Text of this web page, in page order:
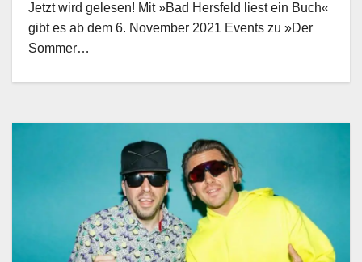
Jetzt wird gelesen! Mit »Bad Hersfeld liest ein Buch«
gibt es ab dem 6. November 2021 Events zu »Der
Sommer…